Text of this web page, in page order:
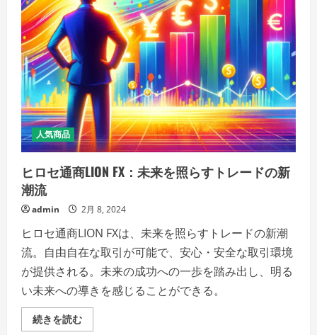
人気商品
ヒロセ通商LION FX：未来を照らすトレードの新
潮流
admin 2月 8, 2024
ヒロセ通商LION FXは、未来を照らすトレードの新潮
流。自由自在な取引が可能で、安心・安全な取引環境
が提供される。未来の成功への一歩を踏み出し、明る
い未来への導きを感じることができる。
続きを読むヒ
ロ